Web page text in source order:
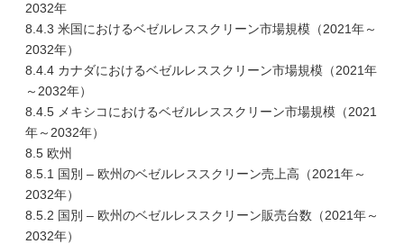
2032年
8.4.3 米国におけるベゼルレススクリーン市場規模（2021年～
2032年）
8.4.4 カナダにおけるベゼルレススクリーン市場規模（2021年
～2032年）
8.4.5 メキシコにおけるベゼルレススクリーン市場規模（2021
年～2032年）
8.5 欧州
8.5.1 国別 – 欧州のベゼルレススクリーン売上高（2021年～
2032年）
8.5.2 国別 – 欧州のベゼルレススクリーン販売台数（2021年～
2032年）